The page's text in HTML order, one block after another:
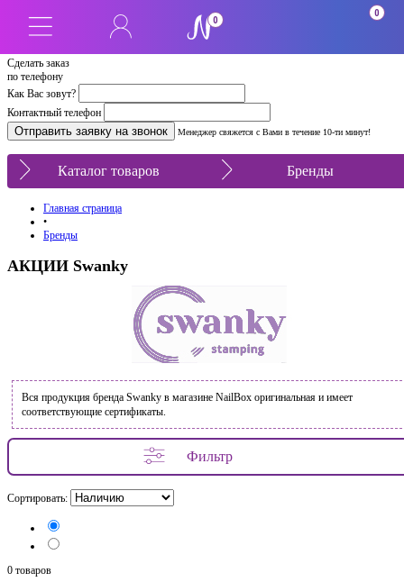
Сделать заказ
по телефону
Как Вас зовут?
Контактный телефон
Менеджер свяжется с Вами в течение 10-ти минут!
0
0
Каталог товаров Бренды
Главная страница
•
Бренды
АКЦИИ Swanky
Вся продукция бренда Swanky в магазине NailBox оригинальная и имеет
соответствующие сертификаты.
Фильтр
Сортировать:
0 товаров